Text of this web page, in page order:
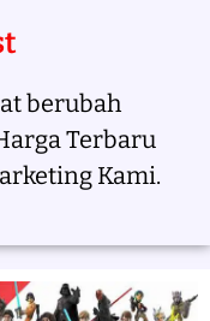
berubah
Terbaru
Kami.